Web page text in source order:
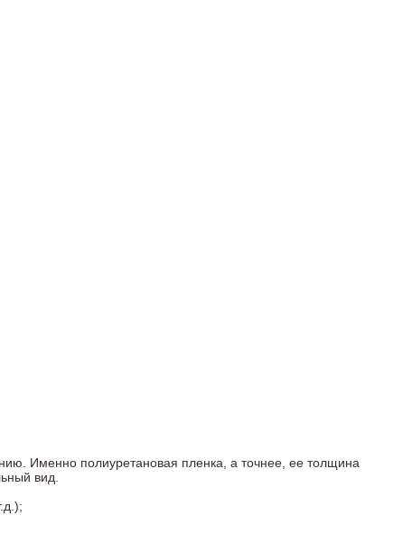
Именно полиуретановая пленка, а точнее, ее толщина
вид.